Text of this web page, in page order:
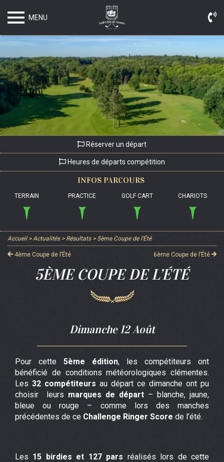
MENU
Réserver un départ
Heures de départs compétition
INFOS PARCOURS
TERRAIN PRACTICE GOLF CART CHARIOTS
Accueil> Actualités> Résultats> 5ème Coupe de l’Été
4ème Coupe de l’Été 6ème Coupe de l’Été
5ÈME COUPE DE L’ÉTÉ
Dimanche 12 Août
Pour cette 5ème édition, les compétiteurs ont
bénéficié de conditions météorologiques clémentes.
Les 32 compétiteurs au départ ce dimanche ont pu
choisir leurs marques de départ – blanche, jaune,
bleue ou rouge – comme lors des manches
précédentes de ce Challenge Ringer Score de l’été.
Les 15 birdies et 127 pars réalisés lors de cette